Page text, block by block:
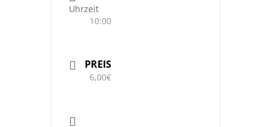
Uhrzeit
10:00
PREIS
6,00€